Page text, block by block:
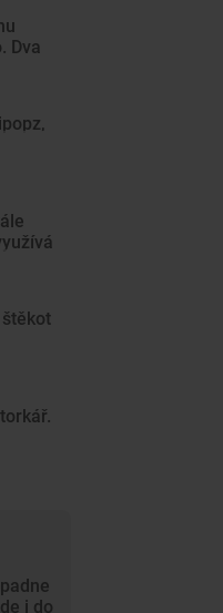
Dva
i do